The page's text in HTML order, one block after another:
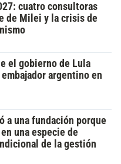
cuatro consultoras
de Milei y la crisis de
el gobierno de Lula
argentino en
a una fundación porque
una especie de
de la gestión